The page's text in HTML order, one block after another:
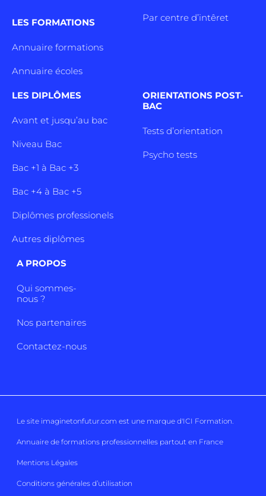
LES FORMATIONS
Annuaire formations
Annuaire écoles
Par centre d’intêret
LES DIPLÔMES
Avant et jusqu’au bac
Niveau Bac
Bac +1 à Bac +3
Bac +4 à Bac +5
Diplômes professionels
Autres diplômes
ORIENTATIONS POST-
BAC
Tests d’orientation
Psycho tests
A PROPOS
Qui sommes-
nous ?
Nos partenaires
Contactez-nous
Le site imaginetonfutur.com est une marque d'ICI Formation.
Annuaire de formations professionnelles partout en France
Mentions Légales
Conditions générales d’utilisation